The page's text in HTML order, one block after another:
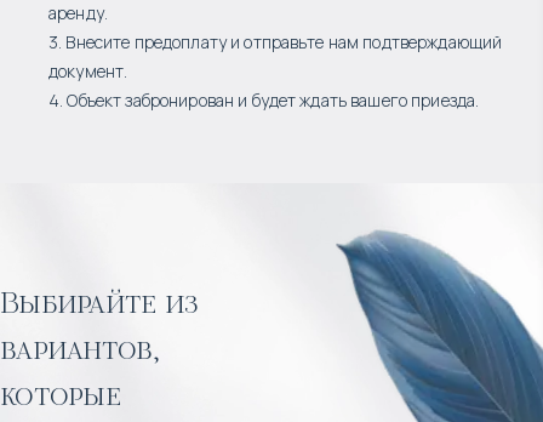
аренду.
3. Внесите предоплату и отправьте нам подтверждающий
документ.
4. Объект забронирован и будет ждать вашего приезда.
Выбирайте из
вариантов,
которые